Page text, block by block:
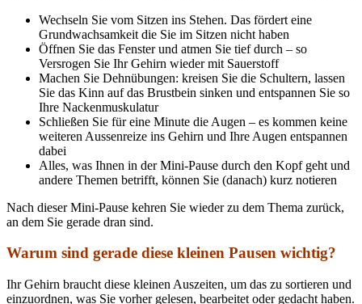
Wechseln Sie vom Sitzen ins Stehen. Das fördert eine
Grundwachsamkeit die Sie im Sitzen nicht haben
Öffnen Sie das Fenster und atmen Sie tief durch – so
Versrogen Sie Ihr Gehirn wieder mit Sauerstoff
Machen Sie Dehnübungen: kreisen Sie die Schultern, lassen
Sie das Kinn auf das Brustbein sinken und entspannen Sie so
Ihre Nackenmuskulatur
Schließen Sie für eine Minute die Augen – es kommen keine
weiteren Aussenreize ins Gehirn und Ihre Augen entspannen
dabei
Alles, was Ihnen in der Mini-Pause durch den Kopf geht und
andere Themen betrifft, können Sie (danach) kurz notieren
Nach dieser Mini-Pause kehren Sie wieder zu dem Thema zurück,
an dem Sie gerade dran sind.
Warum sind gerade diese kleinen Pausen wichtig?
Ihr Gehirn braucht diese kleinen Auszeiten, um das zu sortieren und
einzuordnen, was Sie vorher gelesen, bearbeitet oder gedacht haben.